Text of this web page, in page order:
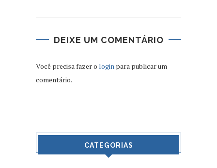
DEIXE UM COMENTÁRIO
Você precisa fazer o login para publicar um
comentário.
CATEGORIAS